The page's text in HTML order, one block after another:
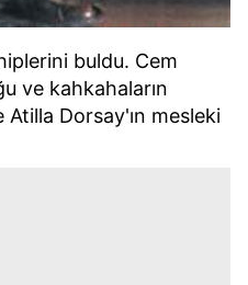
buldu. Cem
ve kahkahaların
Dorsay'ın mesleki